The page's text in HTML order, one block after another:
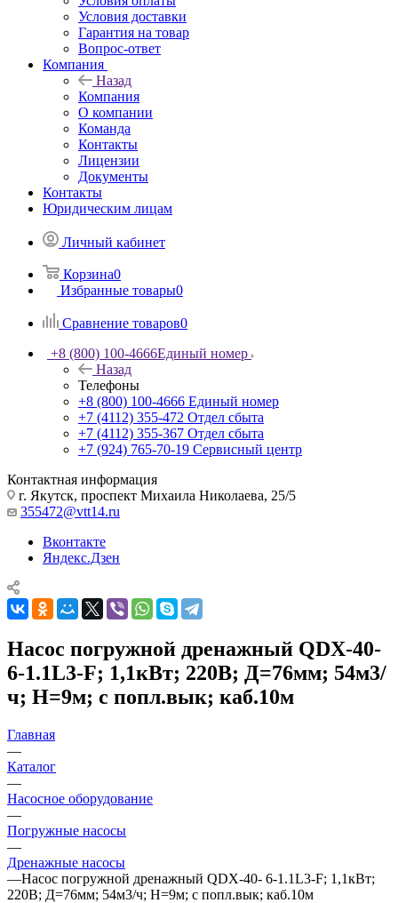
Условия доставки
Гарантия на товар
Вопрос-ответ
Компания
Назад
Компания
О компании
Команда
Контакты
Лицензии
Документы
Контакты
Юридическим лицам
Личный кабинет
Корзина0
Избранные товары0
Сравнение товаров0
+8 (800) 100-4666Единый номер
Назад
Телефоны
+8 (800) 100-4666 Единый номер
+7 (4112) 355-472 Отдел сбыта
+7 (4112) 355-367 Отдел сбыта
+7 (924) 765-70-19 Сервисный центр
Контактная информация
г. Якутск, проспект Михаила Николаева, 25/5
355472@vtt14.ru
Вконтакте
Яндекс.Дзен
Насос погружной дренажный QDX-40-
6-1.1L3-F; 1,1кВт; 220В; Д=76мм; 54м3/
ч; Н=9м; с попл.вык; каб.10м
Главная
—
Каталог
—
Насосное оборудование
—
Погружные насосы
—
Дренажные насосы
—Насос погружной дренажный QDX-40- 6-1.1L3-F; 1,1кВт;
220В; Д=76мм; 54м3/ч; Н=9м; с попл.вык; каб.10м